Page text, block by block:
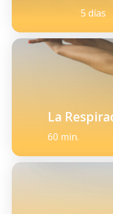
5 días
La
60 min.